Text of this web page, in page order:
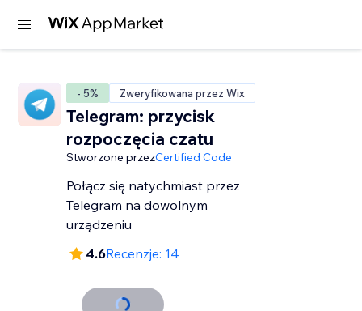
- 5% Zweryfikowana przez Wix
Telegram: przycisk
rozpoczęcia czatu
Stworzone przezCertified Code
Połącz się natychmiast przez
Telegram na dowolnym
urządzeniu
4.6Recenzje: 14